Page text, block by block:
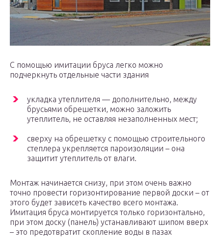
С помощью имитации бруса легко можно
подчеркнуть отдельные части здания
укладка утеплителя — дополнительно, между
брусьями обрешетки, можно заложить
утеплитель, не оставляя незаполненных мест;
сверху на обрешетку с помощью строительного
степлера укрепляется пароизоляции – она
защитит утеплитель от влаги.
Монтаж начинается снизу, при этом очень важно
точно провести горизонтирование первой доски – от
этого будет зависеть качество всего монтажа.
Имитация бруса монтируется только горизонтально,
при этом доску (панель) устанавливают шипом вверх
– это предотвратит скопление воды в пазах